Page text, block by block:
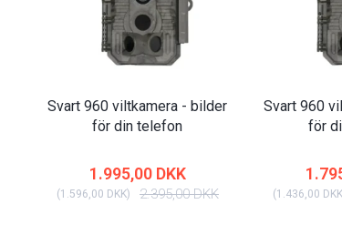
Svart 960 viltkamera - bilder
för din telefon
1.995,00 DKK
(1.596,00 DKK) 2.395,00 DKK
Svart 960
för
(1.436,00 DKK